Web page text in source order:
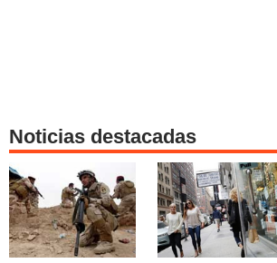
Noticias destacadas